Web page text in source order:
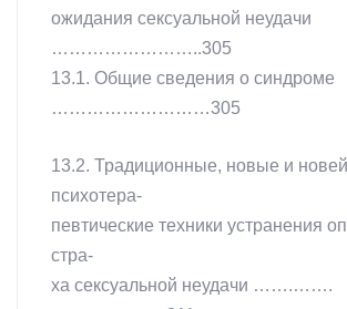
ожидания сексуальной неудачи
……………………..305
13.1. Общие сведения о синдроме
………………………305
13.2. Традиционные, новые и
психотера-
певтические техники устранения
стра-
ха сексуальной неудачи …….…….